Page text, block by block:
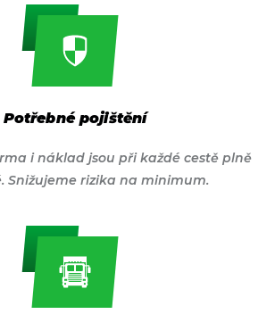
Potřebné pojištění
i náklad jsou při každé cestě plně
Snižujeme rizika na minimum.